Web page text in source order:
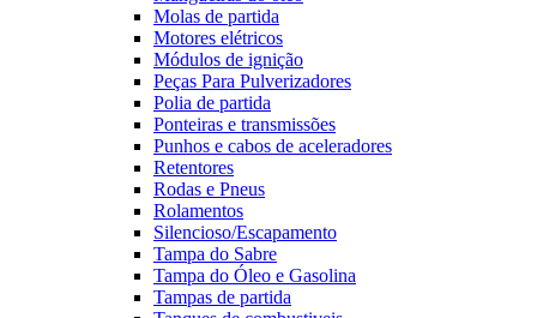
Molas de partida
Motores elétricos
Módulos de ignição
Peças Para Pulverizadores
Polia de partida
Ponteiras e transmissões
Punhos e cabos de aceleradores
Retentores
Rodas e Pneus
Rolamentos
Silencioso/Escapamento
Tampa do Sabre
Tampa do Óleo e Gasolina
Tampas de partida